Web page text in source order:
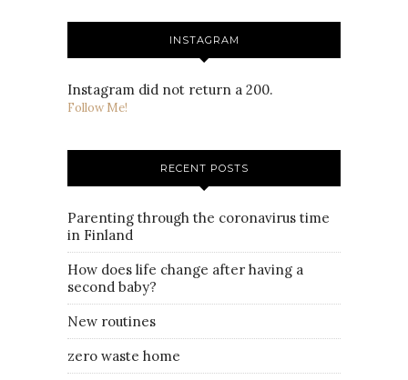
INSTAGRAM
Instagram did not return a 200.
Follow Me!
RECENT POSTS
Parenting through the coronavirus time
in Finland
How does life change after having a
second baby?
New routines
zero waste home